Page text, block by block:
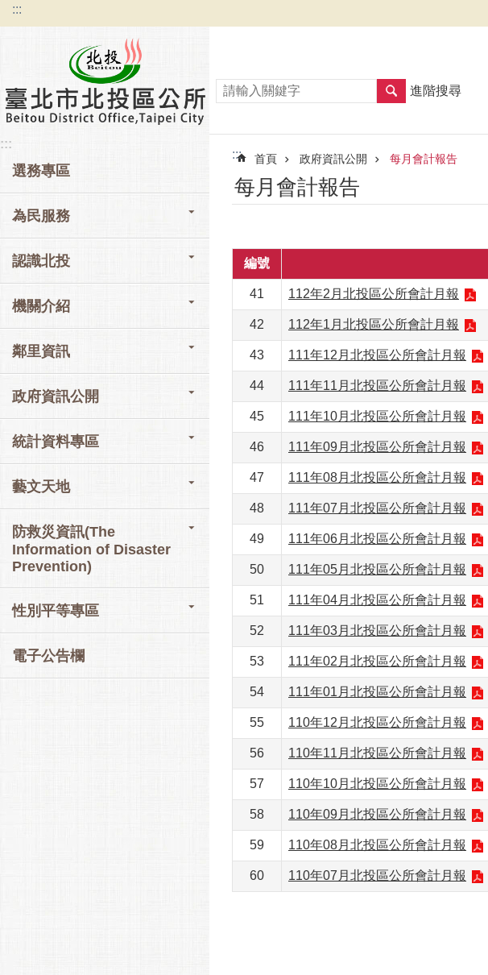
跳到主要內容區塊
:::
:::
選務專區
為民服務
認識北投
機關介紹
鄰里資訊
政府資訊公開
統計資料專區
藝文天地
防救災資訊(The
Information of Disaster
Prevention)
性別平等專區
電子公告欄
進階搜尋
::: 首頁 政府資訊公開 每月會計報告
每月會計報告
編號
41 112年2月北投區公所會計月報
42 112年1月北投區公所會計月報
43 111年12月北投區公所會計月報
44 111年11月北投區公所會計月報
45 111年10月北投區公所會計月報
46 111年09月北投區公所會計月報
47 111年08月北投區公所會計月報
48 111年07月北投區公所會計月報
49 111年06月北投區公所會計月報
50 111年05月北投區公所會計月報
51 111年04月北投區公所會計月報
52 111年03月北投區公所會計月報
53 111年02月北投區公所會計月報
54 111年01月北投區公所會計月報
55 110年12月北投區公所會計月報
56 110年11月北投區公所會計月報
57 110年10月北投區公所會計月報
58 110年09月北投區公所會計月報
59 110年08月北投區公所會計月報
60 110年07月北投區公所會計月報